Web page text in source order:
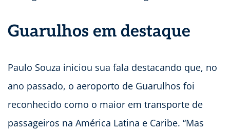
Guarulhos em destaque
Paulo Souza iniciou sua fala destacando que, no
ano passado, o aeroporto de Guarulhos foi
reconhecido como o maior em transporte de
passageiros na América Latina e Caribe. “Mas